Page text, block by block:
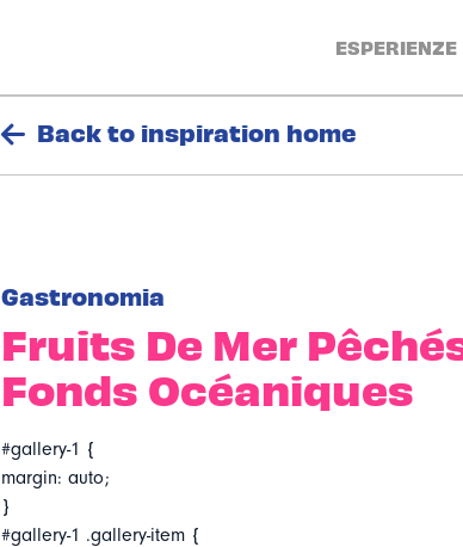
ESPERIENZE
Back to inspiration home
Gastronomia
Fruits De Mer
Fonds Océaniques
#gallery-1 {
margin: auto;
}
#gallery-1 .gallery-item {